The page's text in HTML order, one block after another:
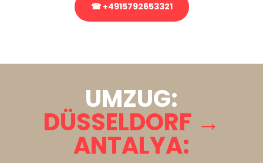
☎ +4915792653321
UMZUG:
DÜSSELDORF →
ANTALYA: